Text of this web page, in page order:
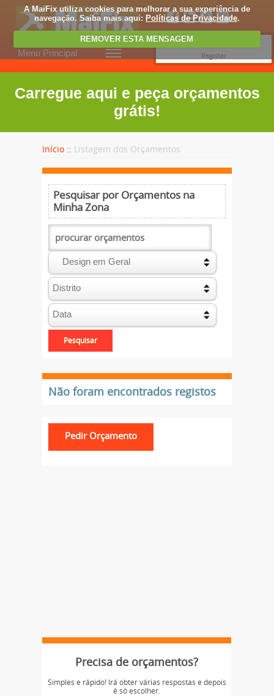
A MaiFix utiliza cookies para melhorar a sua experiência de
navegação. Saiba mais aqui: Políticas de Privacidade.
REMOVER ESTA MENSAGEM
Menu Principal
Registar
Carregue aqui e peça orçamentos
grátis!
Início :: Listagem dos Orçamentos
Pesquisar por Orçamentos na
Minha Zona
Não foram encontrados registos
Precisa de orçamentos?
Simples e rápido! Irá obter várias respostas e depois
é só escolher.